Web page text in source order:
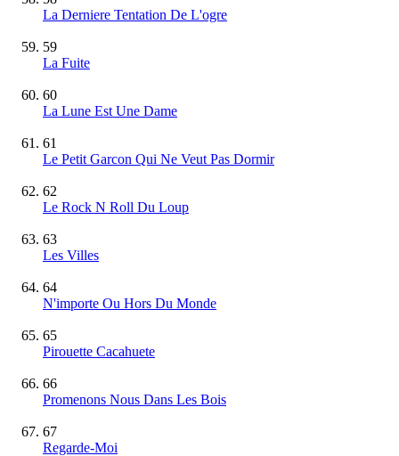
La Derniere Tentation De L'ogre
59
La Fuite
60
La Lune Est Une Dame
61
Le Petit Garcon Qui Ne Veut Pas Dormir
62
Le Rock N Roll Du Loup
63
Les Villes
64
N'importe Ou Hors Du Monde
65
Pirouette Cacahuete
66
Promenons Nous Dans Les Bois
67
Regarde-Moi